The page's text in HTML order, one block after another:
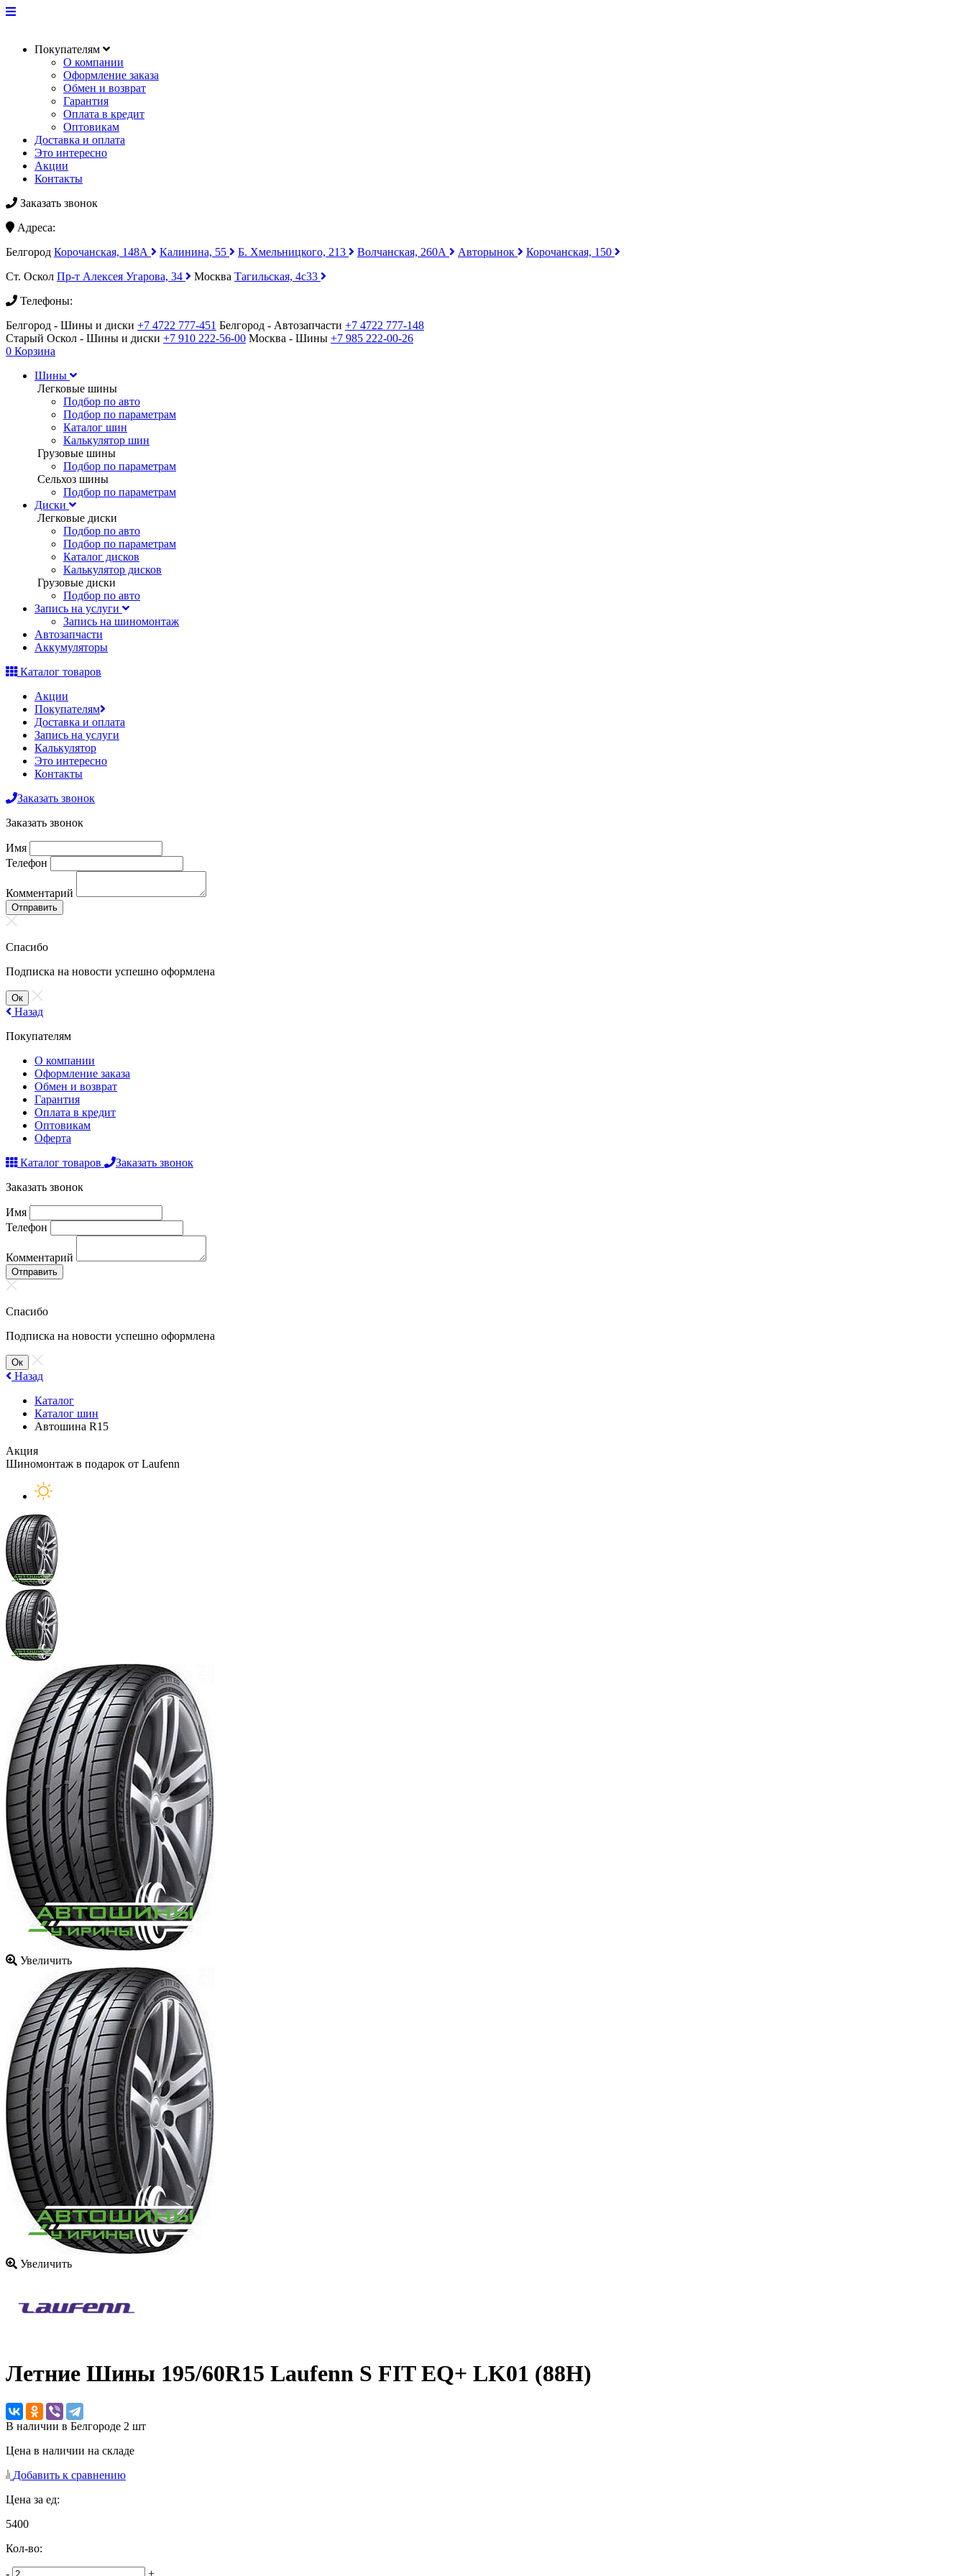
Покупателям
О компании
Оформление заказа
Обмен и возврат
Гарантия
Оплата в кредит
Оптовикам
Доставка и оплата
Это интересно
Акции
Контакты
Заказать звонок
Адреса:
Белгород Корочанская, 148А Калинина, 55 Б. Хмельницкого, 213 Волчанская, 260А Авторынок
Корочанская, 150
Ст. Оскол Пр-т Алексея Угарова, 34 Москва Тагильская, 4с33
Телефоны:
Белгород - Шины и диски +7 4722 777-451 Белгород - Автозапчасти +7 4722 777-148
Старый Оскол - Шины и диски +7 910 222-56-00 Москва - Шины +7 985 222-00-26
0 Корзина
Шины
Легковые шины
Подбор по авто
Подбор по параметрам
Каталог шин
Калькулятор шин
Грузовые шины
Подбор по параметрам
Сельхоз шины
Подбор по параметрам
Диски
Легковые диски
Подбор по авто
Подбор по параметрам
Каталог дисков
Калькулятор дисков
Грузовые диски
Подбор по авто
Запись на услуги
Запись на шиномонтаж
Автозапчасти
Аккумуляторы
Каталог товаров
Акции
Покупателям
Доставка и оплата
Запись на услуги
Калькулятор
Это интересно
Контакты
Заказать звонок
Заказать звонок
Имя
Телефон
Комментарий
Отправить
Спасибо
Подписка на новости успешно оформлена
Ок
Назад
Покупателям
О компании
Оформление заказа
Обмен и возврат
Гарантия
Оплата в кредит
Оптовикам
Оферта
Каталог товаров
Заказать звонок
Заказать звонок
Имя
Телефон
Комментарий
Отправить
Спасибо
Подписка на новости успешно оформлена
Ок
Назад
Каталог
Каталог шин
Автошина R15
Акция
Шиномонтаж в подарок от Laufenn
Увеличить
Увеличить
Летние Шины 195/60R15 Laufenn S FIT EQ+ LK01 (88H)
В наличии в Белгороде 2 шт
Цена в наличии на складе
Добавить к сравнению
Цена за ед:
5400
Кол-во:
- +